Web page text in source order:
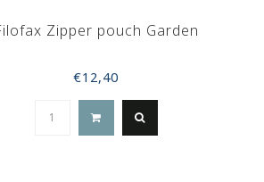
Zipper pouch Garden
€12,40